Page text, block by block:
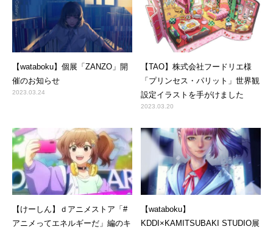
【wataboku】個展「ZANZO」開
催のお知らせ
2023.03.24
【TAO】株式会社フードリエ様
「プリンセス・パリット」世界観
設定イラストを手がけました
2023.03.20
【けーしん】ｄアニメストア「#
アニメってエネルギーだ」編のキ
【wataboku】
KDDI×KAMITSUBAKI STUDIO展